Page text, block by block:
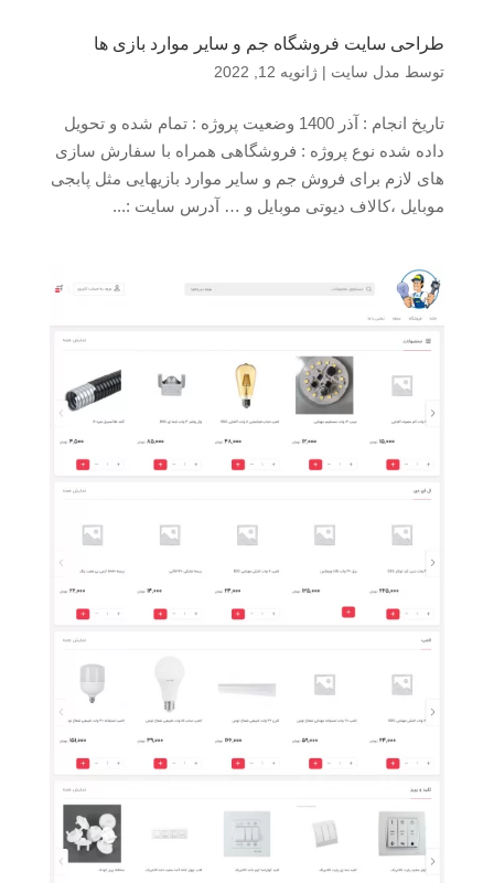
طراحی سایت فروشگاه جم و سایر موارد بازی ها
توسط مدل سایت | ژانویه 12, 2022
تاریخ انجام : آذر 1400 وضعیت پروژه : تمام شده و تحویل
داده شده نوع پروژه : فروشگاهی همراه با سفارش سازی
های لازم برای فروش جم و سایر موارد بازیهایی مثل پابجی
موبایل ،کالاف دیوتی موبایل و … آدرس سایت :...